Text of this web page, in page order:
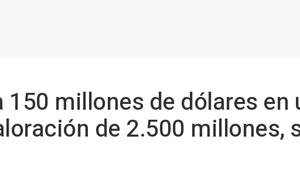
millones de dólares en
de 2.500 millones,